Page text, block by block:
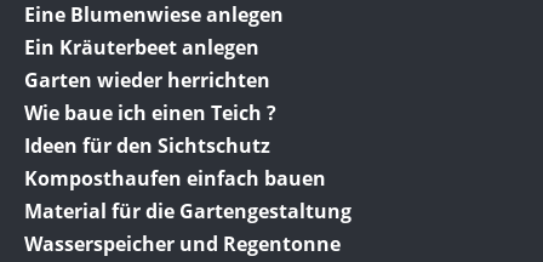
Eine Blumenwiese anlegen
Ein Kräuterbeet anlegen
Garten wieder herrichten
Wie baue ich einen Teich ?
Ideen für den Sichtschutz
Komposthaufen einfach bauen
Material für die Gartengestaltung
Wasserspeicher und Regentonne